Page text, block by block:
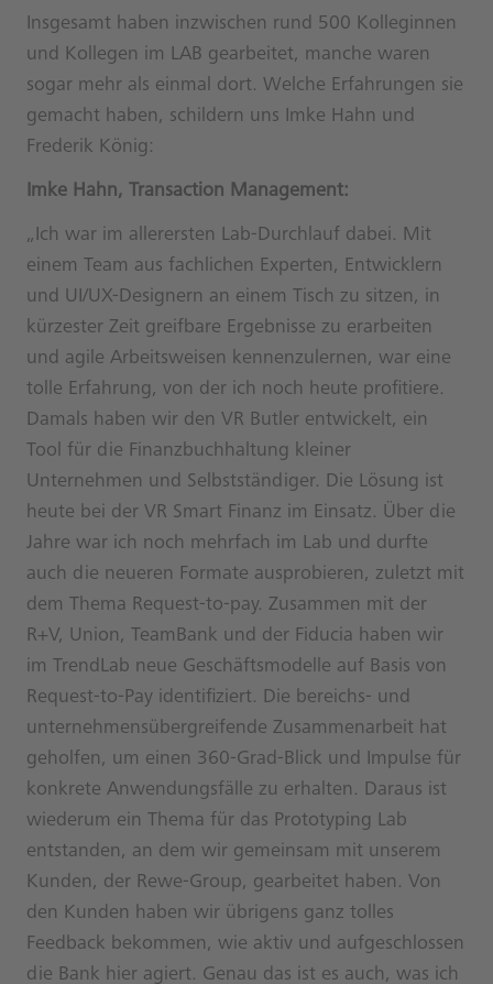
Insgesamt haben inzwischen rund 500 Kolleginnen
und Kollegen im LAB gearbeitet, manche waren
sogar mehr als einmal dort. Welche Erfahrungen sie
gemacht haben, schildern uns Imke Hahn und
Frederik König:
Imke Hahn, Transaction Management:
„Ich war im allerersten Lab-Durchlauf dabei. Mit
einem Team aus fachlichen Experten, Entwicklern
und UI/UX-Designern an einem Tisch zu sitzen, in
kürzester Zeit greifbare Ergebnisse zu erarbeiten
und agile Arbeitsweisen kennenzulernen, war eine
tolle Erfahrung, von der ich noch heute profitiere.
Damals haben wir den VR Butler entwickelt, ein
Tool für die Finanzbuchhaltung kleiner
Unternehmen und Selbstständiger. Die Lösung ist
heute bei der VR Smart Finanz im Einsatz. Über die
Jahre war ich noch mehrfach im Lab und durfte
auch die neueren Formate ausprobieren, zuletzt mit
dem Thema Request-to-pay. Zusammen mit der
R+V, Union, TeamBank und der Fiducia haben wir
im TrendLab neue Geschäftsmodelle auf Basis von
Request-to-Pay identifiziert. Die bereichs- und
unternehmensübergreifende Zusammenarbeit hat
geholfen, um einen 360-Grad-Blick und Impulse für
konkrete Anwendungsfälle zu erhalten. Daraus ist
wiederum ein Thema für das Prototyping Lab
entstanden, an dem wir gemeinsam mit unserem
Kunden, der Rewe-Group, gearbeitet haben. Von
den Kunden haben wir übrigens ganz tolles
Feedback bekommen, wie aktiv und aufgeschlossen
die Bank hier agiert. Genau das ist es auch, was ich